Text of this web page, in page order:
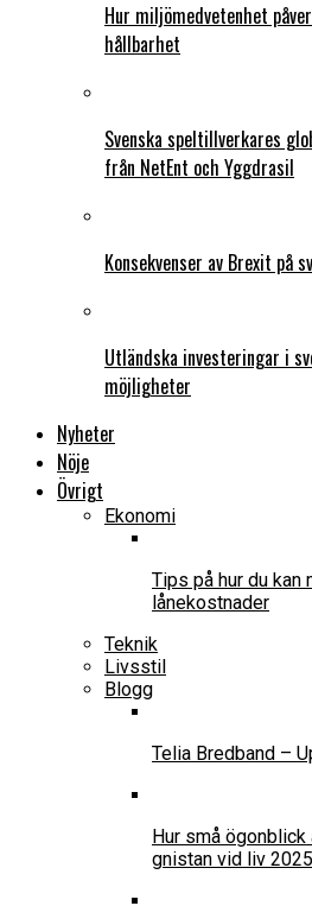
Hur miljömedvetenhet
hållbarhet
Svenska speltillverkares
från NetEnt och Yggdrasil
Konsekvenser av Brexit på
Utländska investeringar i
möjligheter
Nyheter
Nöje
Övrigt
Ekonomi
Tips på hur du kan
lånekostnader
Teknik
Livsstil
Blogg
Telia Bredband –
Hur små
gnistan vid liv 2025